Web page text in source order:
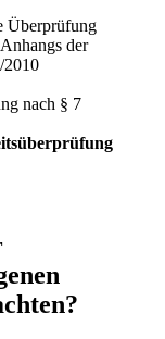
Überprüfung
der
2010
nach § 7